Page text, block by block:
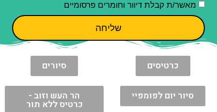
מאשר/ת קבלת דיוור וחומרים פרסומיים
שליחה
כרטיסים סיורים
סיור יום לפומפיי הר העש וזוב -
כרטיס ללא תור